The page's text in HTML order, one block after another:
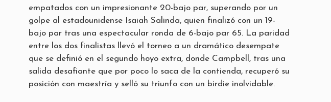
empatados con un impresionante 20-bajo par, superando por un
golpe al estadounidense Isaiah Salinda, quien finalizó con un 19-
bajo par tras una espectacular ronda de 6-bajo par 65. La paridad
entre los dos finalistas llevó el torneo a un dramático desempate
que se definió en el segundo hoyo extra, donde Campbell, tras una
salida desafiante que por poco lo saca de la contienda, recuperó su
posición con maestría y selló su triunfo con un birdie inolvidable.